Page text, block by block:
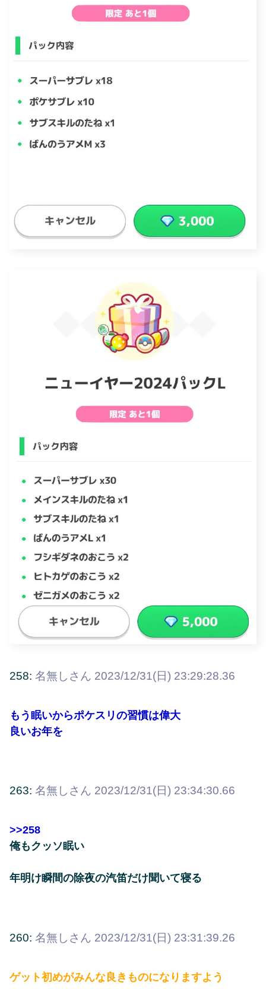
258: 名無しさん 2023/12/31(日) 23:29:28.36
もう眠いからポケスリの習慣は偉大
良いお年を
263: 名無しさん 2023/12/31(日) 23:34:30.66
>>258
俺もクッソ眠い
年明け瞬間の除夜の汽笛だけ聞いて寝る
260: 名無しさん 2023/12/31(日) 23:31:39.26
ゲット初めがみんな良きものになりますよう